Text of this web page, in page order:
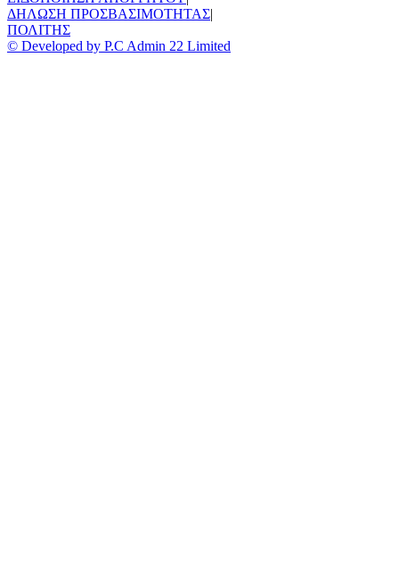
ΔΗΛΩΣΗ ΠΡΟΣΒΑΣΙΜΟΤΗΤΑΣ|
ΠΟΛΙΤΗΣ
© Developed by P.C Admin 22 Limited